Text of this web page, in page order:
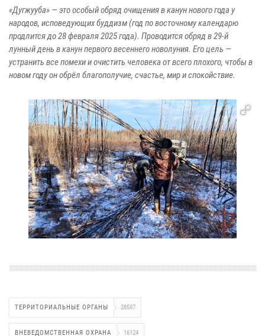
«Дугжууба» — это особый обряд очищения в канун нового года у
народов, исповедующих буддизм (год по восточному календарю
продлится до 28 февраля 2025 года). Проводится обряд в 29-й
лунный день в канун первого весеннего новолуния. Его цель —
устранить все помехи и очистить человека от всего плохого, чтобы в
новом году он обрёл благополучие, счастье, мир и спокойствие.
ТЕРРИТОРИАЛЬНЫЕ ОРГАНЫ 28597
ВНЕВЕДОМСТВЕННАЯ ОХРАНА 16124